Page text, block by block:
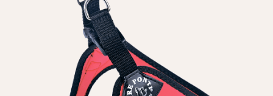
ВЛАСНЕ ВИРОБНИЦТВО
НОВИНКИ
АКЦІЇ
БЛОГ